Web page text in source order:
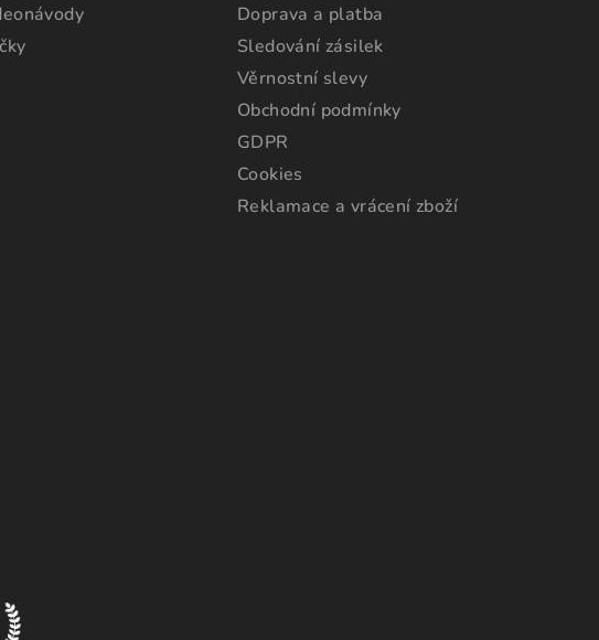
Doprava a platba
Sledování zásilek
Věrnostní slevy
Obchodní podmínky
GDPR
Cookies
Reklamace a vrácení zboží